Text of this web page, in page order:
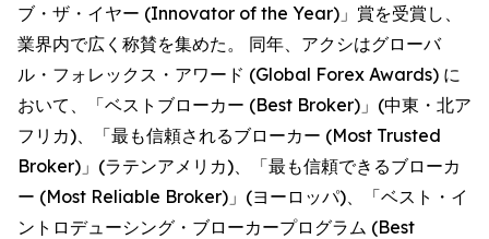
ブ・ザ・イヤー (Innovator of the Year)」賞を受賞し、
業界内で広く称賛を集めた。 同年、アクシはグローバ
ル・フォレックス・アワード (Global Forex Awards) に
おいて、「ベストブローカー (Best Broker)」(中東・北ア
フリカ)、「最も信頼されるブローカー (Most Trusted
Broker)」(ラテンアメリカ)、「最も信頼できるブローカ
ー (Most Reliable Broker)」(ヨーロッパ)、「ベスト・イ
ントロデューシング・ブローカープログラム (Best